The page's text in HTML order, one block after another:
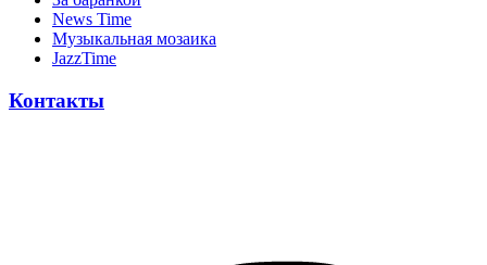
News Time
Музыкальная мозаика
JazzTime
Контакты